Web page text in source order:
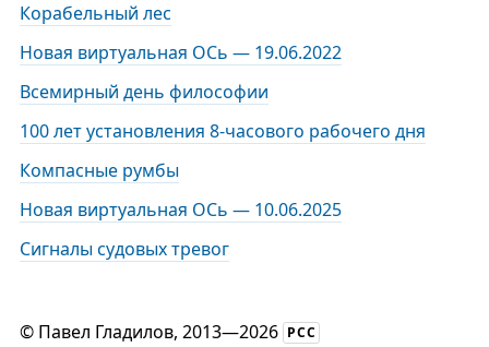
Корабельный лес
Новая виртуальная ОСь — 19.06.2022
Всемирный день философии
100 лет установления 8-часового рабочего дня
Компасные румбы
Новая виртуальная ОСь — 10.06.2025
Сигналы судовых тревог
© Павел Гладилов, 2013—2026 РСС